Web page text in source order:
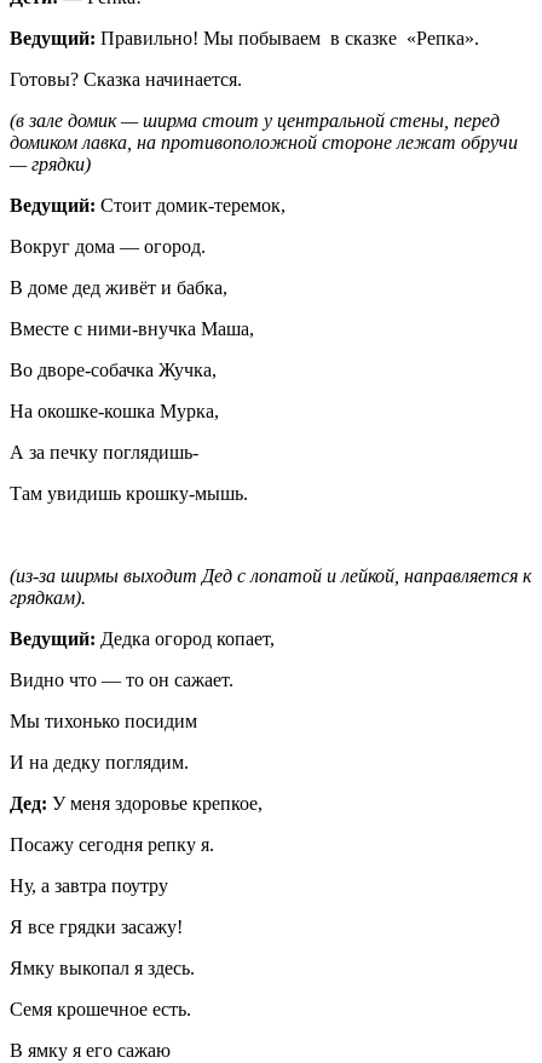
Ведущий: Правильно! Мы побываем в сказке «Репка».
Готовы? Сказка начинается.
(в зале домик — ширма стоит у центральной стены, перед
домиком лавка, на противоположной стороне лежат обручи
— грядки)
Ведущий: Стоит домик-теремок,
Вокруг дома — огород.
В доме дед живёт и бабка,
Вместе с ними-внучка Маша,
Во дворе-собачка Жучка,
На окошке-кошка Мурка,
А за печку поглядишь-
Там увидишь крошку-мышь.
(из-за ширмы выходит Дед с лопатой и лейкой, направляется к
грядкам).
Ведущий: Дедка огород копает,
Видно что — то он сажает.
Мы тихонько посидим
И на дедку поглядим.
Дед: У меня здоровье крепкое,
Посажу сегодня репку я.
Ну, а завтра поутру
Я все грядки засажу!
Ямку выкопал я здесь.
Семя крошечное есть.
В ямку я его сажаю